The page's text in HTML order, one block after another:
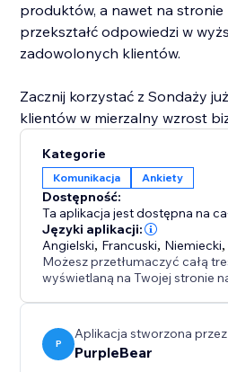
produktów, a nawet na
przekształć odpowiedzi w
zadowolonych klientów.
Zacznij korzystać z Sondaży
klientów w mierzalny wzrost
Kategorie
Komunikacja Ankiety
Dostępność:
Ta aplikacja jest dostępna na
Języki aplikacji:
Angielski, Francuski, Niemiecki,
Możesz przetłumaczyć całą
wyświetlaną na Twojej stronie
P
Aplikacja stworzona przez
PurpleBear